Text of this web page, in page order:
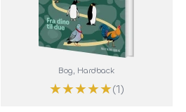
Bog, Hardback
★★★★★(1)